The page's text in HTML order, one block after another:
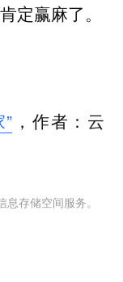
定赢麻了。
，作者：云
存储空间服务。